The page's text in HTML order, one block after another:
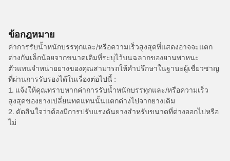
ข้อกฎหมาย
ค่าการรับน้ำหนักบรรทุกและ/หรือความเร็วสูงสุดที่แสดงอาจจะแตก
ต่างกันเล็กน้อยจากขนาดเดิมที่ระบุไว้บนฉลากของยานพาหนะ
ตัวแทนจำหน่ายยางของคุณสามารถให้คำปรึกษาในฐานะผู้เชี่ยวชาญ
ที่ผ่านการรับรองได้ในเรื่องต่อไปนี้ :
1. แจ้งให้คุณทราบหากค่าการรับน้ำหนักบรรทุกและ/หรือความเร็ว
สูงสุดของยางเปลี่ยนทดแทนนั้นแตกต่างไปจากยางเดิม
2. ตัดสินใจว่าต้องมีการปรับแรงดันยางสำหรับขนาดที่ต่างออกไปหรือ
ไม่